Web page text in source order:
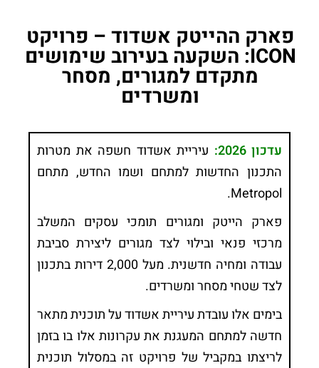
פארק ההייטק אשדוד – פרויקט
ICON: השקעה בעירוב שימושים
מתקדם למגורים, מסחר
ומשרדים
עדכון 2026:
עיריית אשדוד חשפה את מטרות
התכנון החדשות למתחם ושמו החדש, מתחם
Metropol.
פארק הייטק ומגורים תומכי עסקים המשלב
מרכזי פנאי ובילוי לצד מגורים ליצירת סביבת
עבודה ומחיה חדשנית. מעל 2,000 דירות בתכנון
לצד שטחי מסחר ומשרדים.
בימים אלו עובדת עיריית אשדוד על תוכנית מתאר
חדשה למתחם המעגנת את עקרונות אלו בו בזמן
לריצתו במקביל של פרויקט זה במסלול תוכנית